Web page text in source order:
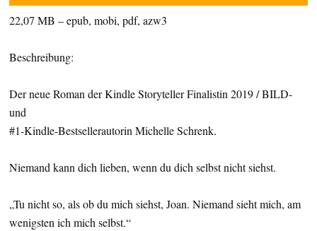
22,07 MB – epub, mobi, pdf, azw3
Beschreibung:
Der neue Roman der Kindle Storyteller Finalistin 2019 / BILD-
und
#1-Kindle-Bestsellerautorin Michelle Schrenk.
Niemand kann dich lieben, wenn du dich selbst nicht siehst.
„Tu nicht so, als ob du mich siehst, Joan. Niemand sieht mich, am
wenigsten ich mich selbst.“